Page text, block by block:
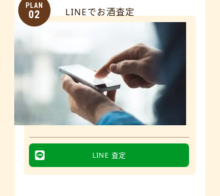
PLAN
02 LINEでお酒査定
LINE 査定